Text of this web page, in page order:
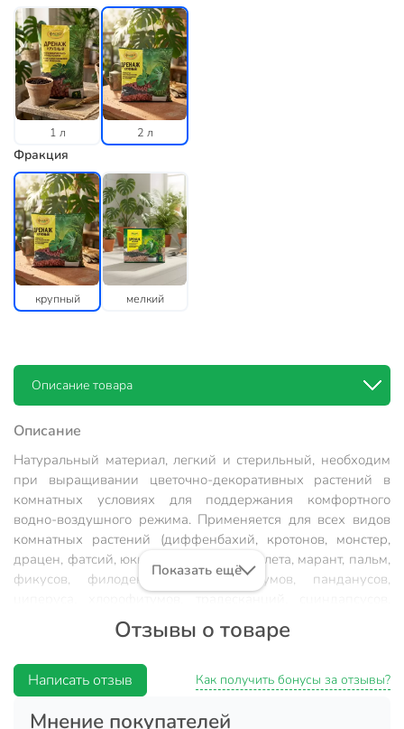
1 л 2 л
Фракция
крупный мелкий
Описание товара
Описание
Натуральный материал, легкий и стерильный, необходим
при выращивании цветочно-декоративных растений в
комнатных условиях для поддержания комфортного
водно-воздушного режима. Применяется для всех видов
комнатных растений (диффенбахий, кротонов, монстер,
драцен, фатсий, юкк, кордилин, бересклета, марант, пальм,
фикусов, филодендронов, сингониумов, панданусов,
плющей, шефлеры, гераней, антуриума, гибискуса, фуксии,
бальзамина, амариллиса, жасмина, пассифлоры, калл,
пахистахиса, абутилона, олеандра, примулы, афеландра,
бегоний и др.).
Показать ещё
Отзывы о товаре
Написать отзыв Как получить бонусы за отзывы?
Мнение покупателей